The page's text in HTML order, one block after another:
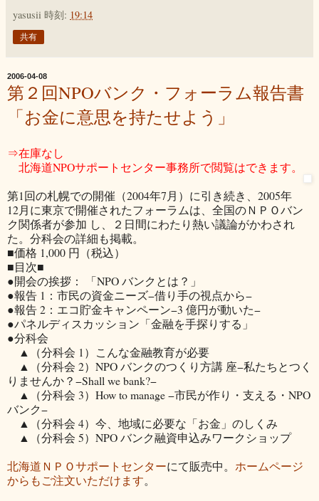
yasusii 時刻: 19:14
共有
2006-04-08
第２回NPOバンク・フォーラム報告書
「お金に意思を持たせよう」
⇒在庫なし
北海道NPOサポートセンター事務所で閲覧はできます。
第1回の札幌での開催（2004年7月）に引き続き、2005年
12月に東京で開催されたフォーラムは、全国のＮＰＯバン
ク関係者が参加 し、２日間にわたり熱い議論がかわされ
た。分科会の詳細も掲載。
■価格 1,000 円（税込）
■目次■
●開会の挨拶： 「NPO バンクとは？」
●報告 1：市民の資金ニーズ−借り手の視点から−
●報告 2：エコ貯金キャンペーン−3 億円が動いた−
●パネルディスカッション「金融を手探りする」
●分科会
▲（分科会 1）こんな金融教育が必要
▲（分科会 2）NPO バンクのつくり方講 座−私たちとつく
りませんか？−Shall we bank?−
▲（分科会 3）How to manage −市民が作り・支える・NPO
バンク−
▲（分科会 4）今、地域に必要な「お金」のしくみ
▲（分科会 5）NPO バンク融資申込みワークショップ
北海道ＮＰＯサポートセンターにて販売中。 ホームページ
からもご注文いただけます。